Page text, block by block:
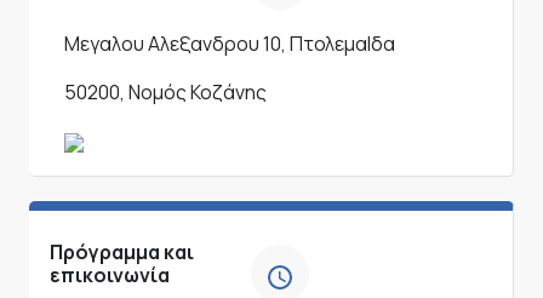
Μεγαλου Αλεξανδρου 10, ΠτολεμαΙδα
50200, Νομός Κοζάνης
Πρόγραμμα και
επικοινωνία